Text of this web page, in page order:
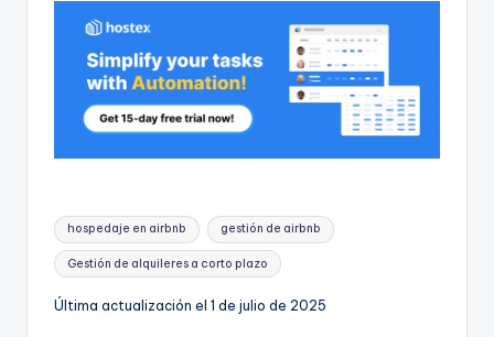
Etiquetas:
hospedaje en airbnb gestión de airbnb
Gestión de alquileres a corto plazo
Última actualización el 1 de julio de 2025